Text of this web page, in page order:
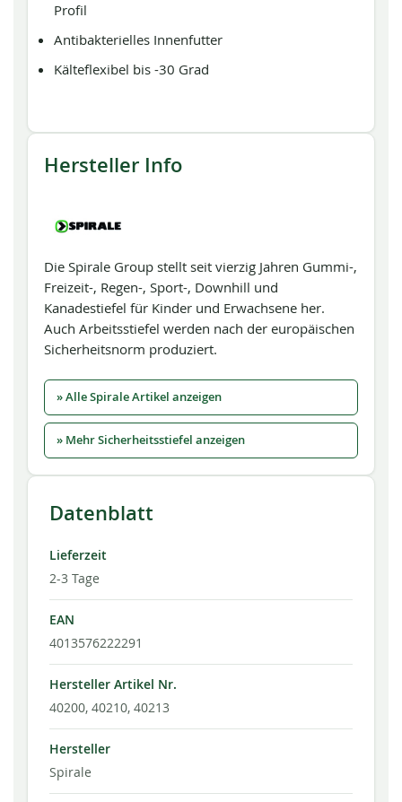
Profil
Antibakterielles Innenfutter
Kälteflexibel bis -30 Grad
Hersteller Info
Die Spirale Group stellt seit vierzig Jahren Gummi-,
Freizeit-, Regen-, Sport-, Downhill und
Kanadestiefel für Kinder und Erwachsene her.
Auch Arbeitsstiefel werden nach der europäischen
Sicherheitsnorm produziert.
» Alle Spirale Artikel anzeigen
» Mehr Sicherheitsstiefel anzeigen
Datenblatt
Lieferzeit
2-3 Tage
EAN
4013576222291
Hersteller Artikel Nr.
40200, 40210, 40213
Hersteller
Spirale